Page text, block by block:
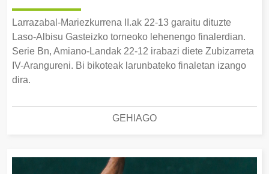
Larrazabal-Mariezkurrena II.ak 22-13 garaitu dituzte
Laso-Albisu Gasteizko torneoko lehenengo finalerdian.
Serie Bn, Amiano-Landak 22-12 irabazi diete Zubizarreta
IV-Arangureni. Bi bikoteak larunbateko finaletan izango
dira.
GEHIAGO